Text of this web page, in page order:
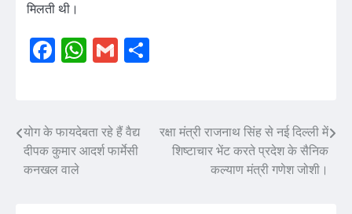
मिलती थी।
Facebook
WhatsApp
Gmail
Post
navigation
योग के फायदेबता रहे हैं वैद्य
दीपक कुमार आदर्श फार्मेसी
कनखल वाले
रक्षा मंत्री राजनाथ सिंह से नई दिल्ली में
शिष्टाचार भेंट करते प्रदेश के सैनिक
कल्याण मंत्री गणेश जोशी।